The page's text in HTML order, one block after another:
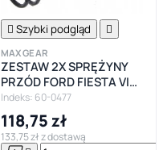
 Szybki podgląd 
MAXGEAR
ZESTAW 2X SPRĘŻYNY
PRZÓD FORD FIESTA VI
MK6 BENZ.
Indeks: 60-0477
118,75 zł
133,75 zł z dostawą